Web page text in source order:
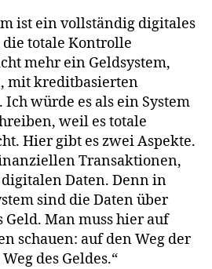
ist ein vollständig digitales
die totale Kontrolle
mehr ein Geldsystem,
mit kreditbasierten
würde es als ein System
weil es totale
Hier gibt es zwei Aspekte.
Transaktionen,
Daten. Denn in
sind die Daten über
Geld. Man muss hier auf
schauen: auf den Weg der
des Geldes.“